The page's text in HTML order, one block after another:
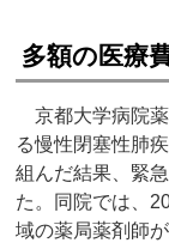
多額の医療
京都大学病院薬
る慢性閉塞性肺
組んだ結果、緊
た。同院では、
域の薬局薬剤師